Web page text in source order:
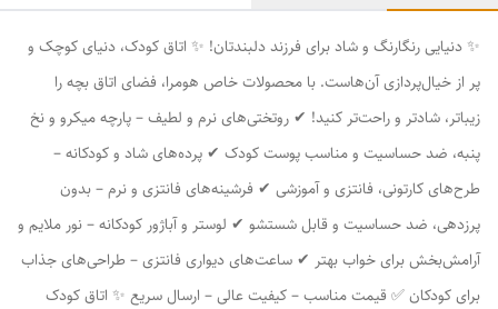
✨ دنیایی رنگارنگ و شاد برای فرزند دلبندتان! ✨ اتاق کودک، دنیای کوچک و
پر از خیال‌پردازی آن‌هاست. با محصولات خاص هومرا، فضای اتاق بچه را
زیباتر، شادتر و راحت‌تر کنید! ✔ روتختی‌های نرم و لطیف – پارچه میکرو و نخ
پنبه، ضد حساسیت و مناسب پوست کودک ✔ پرده‌های شاد و کودکانه –
طرح‌های کارتونی، فانتزی و آموزشی ✔ فرشینه‌های فانتزی و نرم – بدون
پرزدهی، ضد حساسیت و قابل شستشو ✔ لوستر و آباژور کودکانه – نور ملایم و
آرامش‌بخش برای خواب بهتر ✔ ساعت‌های دیواری فانتزی – طراحی‌های جذاب
برای کودکان ✅ قیمت مناسب – کیفیت عالی – ارسال سریع ✨ اتاق کودک